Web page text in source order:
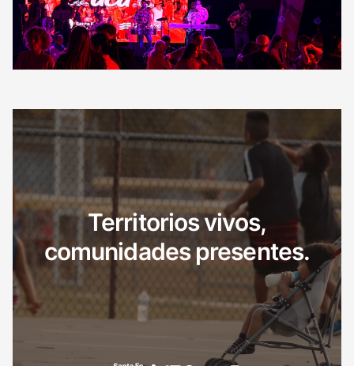
Territorios vivos,
comunidades presentes.